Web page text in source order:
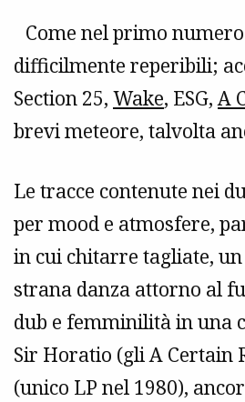
Come nel primo
difficilmente reperibili;
Section 25, Wake, ESG,A
brevi meteore, talvolta
Le tracce contenute nei
per mood e atmosfere,
in cui chitarre tagliate,
strana danza attorno al
dub e femminilità in una
Sir Horatio (gli A Certain
(unico LP nel 1980),